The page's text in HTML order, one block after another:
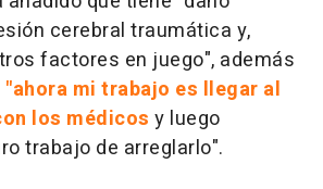
cerebral traumática y,
factores en juego", además
"ahora mi trabajo es llegar al
los médicos y luego
trabajo de arreglarlo".